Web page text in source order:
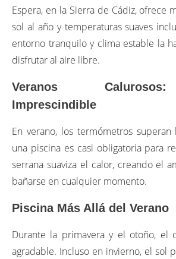
Espera, en la Sierra de Cádiz, ofrece
sol al año y temperaturas suaves
entorno tranquilo y clima estable la
disfrutar al aire libre.
Veranos
Imprescindible
En verano, los termómetros superan
una piscina es casi obligatoria para
serrana suaviza el calor, creando el
bañarse en cualquier momento.
Piscina Más Allá del Verano
Durante la primavera y el otoño, el
agradable. Incluso en invierno, el sol